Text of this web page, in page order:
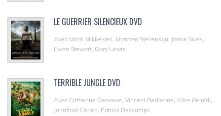
LE GUERRIER SILENCIEUX DVD
Avec Mads Mikkelsen, Maarten Stevenson, Jamie Sives,
Ewan Stewart, Gary Lewis
TERRIBLE JUNGLE DVD
Avec Catherine Deneuve, Vincent Dedienne, Alice Belaïdi,
Jonathan Cohen, Patrick Descamps